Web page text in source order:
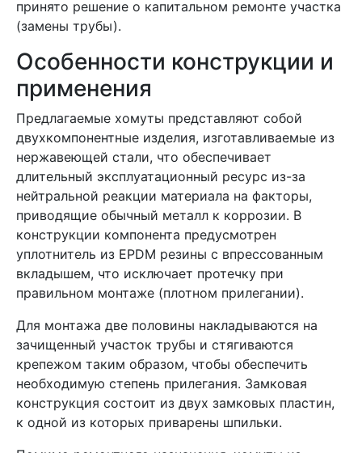
принято решение о капитальном ремонте участка
(замены трубы).
Особенности конструкции и
применения
Предлагаемые хомуты представляют собой
двухкомпонентные изделия, изготавливаемые из
нержавеющей стали, что обеспечивает
длительный эксплуатационный ресурс из-за
нейтральной реакции материала на факторы,
приводящие обычный металл к коррозии. В
конструкции компонента предусмотрен
уплотнитель из EPDM резины с впрессованным
вкладышем, что исключает протечку при
правильном монтаже (плотном прилегании).
Для монтажа две половины накладываются на
зачищенный участок трубы и стягиваются
крепежом таким образом, чтобы обеспечить
необходимую степень прилегания. Замковая
конструкция состоит из двух замковых пластин,
к одной из которых приварены шпильки.